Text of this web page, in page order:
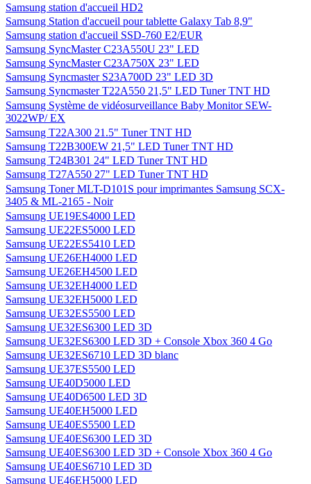
Samsung station d'accueil HD2
Samsung Station d'accueil pour tablette Galaxy Tab 8,9"
Samsung station d'accueil SSD-760 E2/EUR
Samsung SyncMaster C23A550U 23" LED
Samsung SyncMaster C23A750X 23" LED
Samsung Syncmaster S23A700D 23" LED 3D
Samsung Syncmaster T22A550 21,5" LED Tuner TNT HD
Samsung Système de vidéosurveillance Baby Monitor SEW-
3022WP/ EX
Samsung T22A300 21.5" Tuner TNT HD
Samsung T22B300EW 21,5" LED Tuner TNT HD
Samsung T24B301 24" LED Tuner TNT HD
Samsung T27A550 27" LED Tuner TNT HD
Samsung Toner MLT-D101S pour imprimantes Samsung SCX-
3405 & ML-2165 - Noir
Samsung UE19ES4000 LED
Samsung UE22ES5000 LED
Samsung UE22ES5410 LED
Samsung UE26EH4000 LED
Samsung UE26EH4500 LED
Samsung UE32EH4000 LED
Samsung UE32EH5000 LED
Samsung UE32ES5500 LED
Samsung UE32ES6300 LED 3D
Samsung UE32ES6300 LED 3D + Console Xbox 360 4 Go
Samsung UE32ES6710 LED 3D blanc
Samsung UE37ES5500 LED
Samsung UE40D5000 LED
Samsung UE40D6500 LED 3D
Samsung UE40EH5000 LED
Samsung UE40ES5500 LED
Samsung UE40ES6300 LED 3D
Samsung UE40ES6300 LED 3D + Console Xbox 360 4 Go
Samsung UE40ES6710 LED 3D
Samsung UE46EH5000 LED